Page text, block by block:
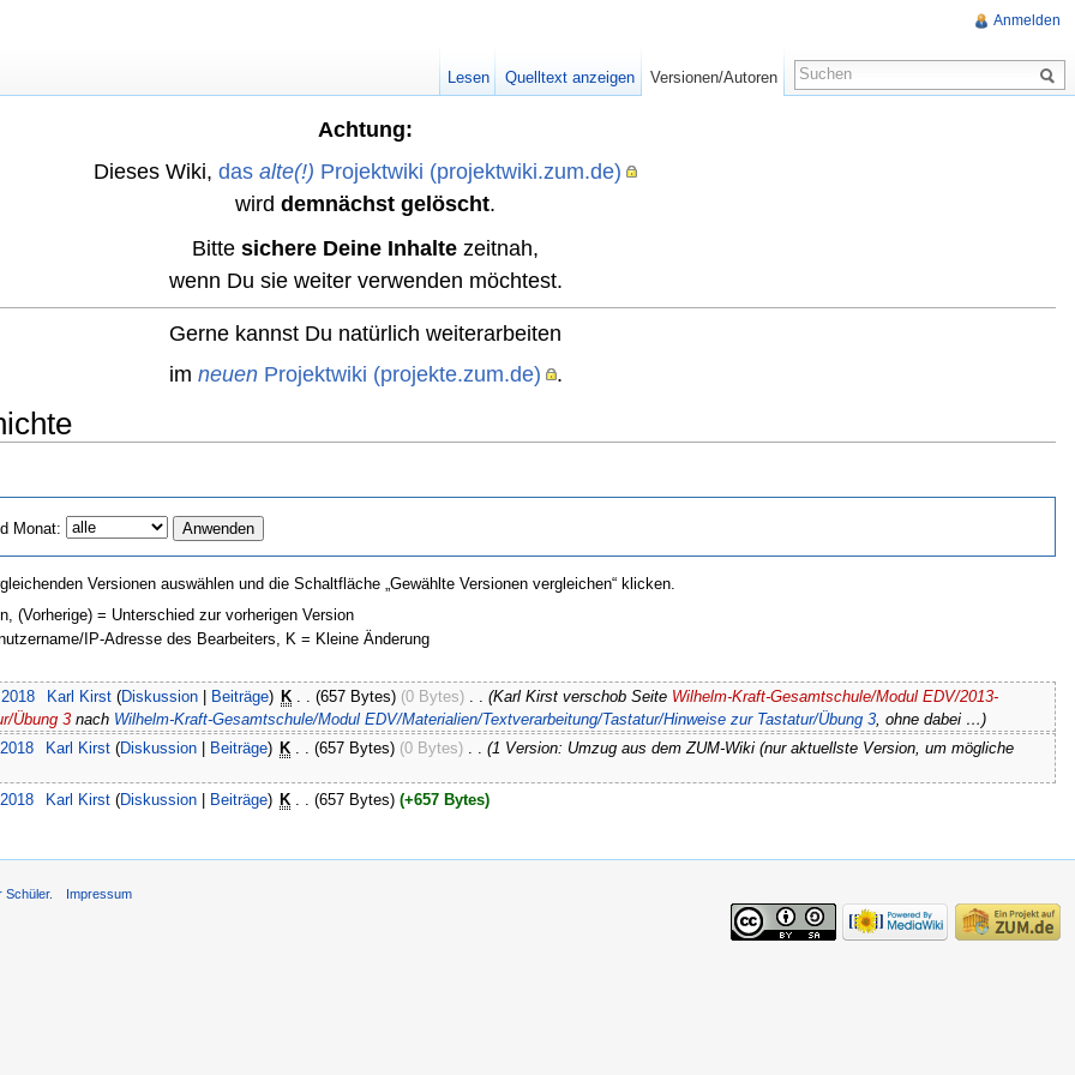
Achtung:
Dieses Wiki, das alte(!) Projektwiki (projektwiki.zum.de)
wird demnächst gelöscht.
Bitte sichere Deine Inhalte zeitnah,
wenn Du sie weiter verwenden möchtest.
Gerne kannst Du natürlich weiterarbeiten
im neuenProjektwiki (projekte.zum.de) .
Monat:
Versionen auswählen und die Schaltfläche „Gewählte Versionen vergleichen“ klicken.
(Vorherige) = Unterschied zur vorherigen Version
IP-Adresse des Bearbeiters, K = Kleine Änderung
Karl Kirst (Diskussion| Beiträge) K (657 Bytes) (0 Bytes) (Karl Kirst verschob Seite Wilhelm-Kraft-Gesamtschule/Modul EDV/2013-
Übung 3 nach Wilhelm-Kraft-Gesamtschule/Modul EDV/Materialien/Textverarbeitung/Tastatur/Hinweise zur Tastatur/Übung 3 , ohne dabei …)
Karl Kirst (Diskussion| Beiträge) K . . (657 Bytes) (0 Bytes) . . (1 Version: Umzug aus dem ZUM-Wiki (nur aktuellste Version, um mögliche
Karl Kirst (Diskussion| Beiträge) K . . (657 Bytes) (+657 Bytes)
Anmelden
Lesen Quelltext anzeigen Versionen/Autoren
Schüler. Impressum